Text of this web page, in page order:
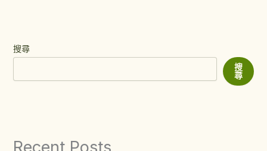
搜尋
搜
尋
Recent Posts